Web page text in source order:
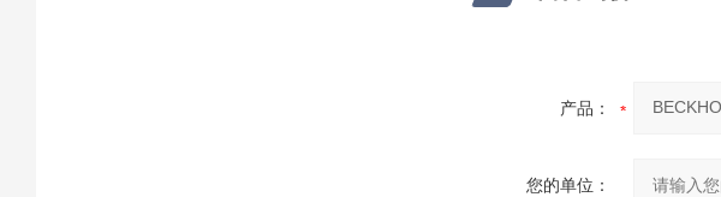
产品：
您的单位：